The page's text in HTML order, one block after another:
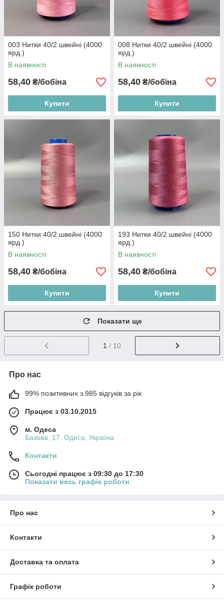
003 Нитки 40/2 швейні (4000
ярд.)
В наявності
58,40 ₴/бобіна
Купити
008 Нитки 40/2 швейні (4000
ярд.)
В наявності
58,40 ₴/бобіна
Купити
150 Нитки 40/2 швейні (4000
ярд.)
В наявності
58,40 ₴/бобіна
Купити
193 Нитки 40/2 швейні (4000
ярд.)
В наявності
58,40 ₴/бобіна
Купити
Показати ще
1 / 10
Про нас
99% позитивних з 985 відгуків за рік
Працює з 03.10.2015
м. Одеса
Базова, 17, Одеса, Україна
Контакти
Сьогодні працює з 09:30 до 17:30
Показати весь графік роботи
Про нас
Контакти
Доставка та оплата
Графік роботи